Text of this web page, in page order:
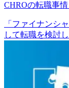
CHROの転職事
「ファイナンシ
して転職を検討